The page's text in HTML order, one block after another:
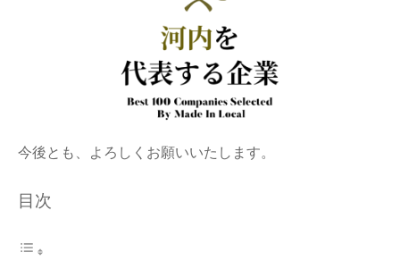
今後とも、よろしくお願いいたします。
目次